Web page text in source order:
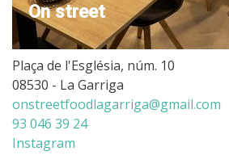
On street
Plaça de l'Església, núm. 10
08530 - La Garriga
onstreetfoodlagarriga@gmail.com
93 046 39 24
Instagram